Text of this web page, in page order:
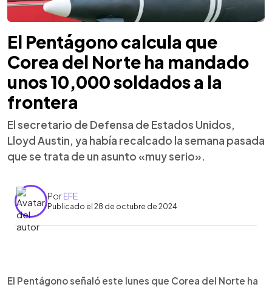
El Pentágono calcula que
Corea del Norte ha mandado
unos 10,000 soldados a la
frontera
El secretario de Defensa de Estados Unidos,
Lloyd Austin, ya había recalcado la semana pasada
que se trata de un asunto «muy serio».
PorEFE
Publicado el 28 de octubre de 2024
► Escuchar artículo
El Pentágono señaló este lunes que Corea del Norte ha